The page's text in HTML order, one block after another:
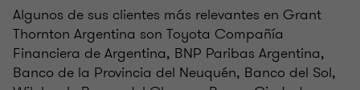
Algunos de sus clientes más relevantes en Grant
Thornton Argentina son Toyota Compañía
Financiera de Argentina, BNP Paribas Argentina,
Banco de la Provincia del Neuquén, Banco del Sol,